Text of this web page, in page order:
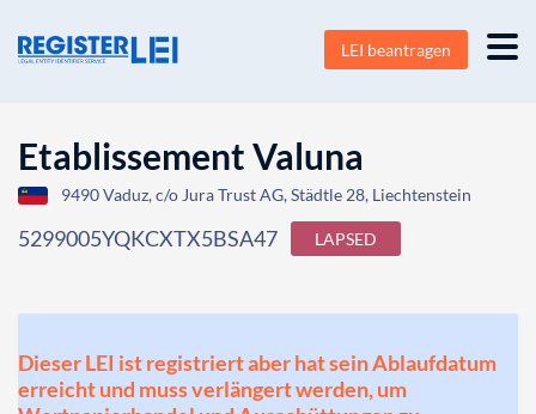
LEI beantragen
Etablissement Valuna
9490 Vaduz, c/o Jura Trust AG, Städtle 28, Liechtenstein
5299005YQKCXTX5BSA47 LAPSED
Dieser LEI ist registriert aber hat sein Ablaufdatum
erreicht und muss verlängert werden, um